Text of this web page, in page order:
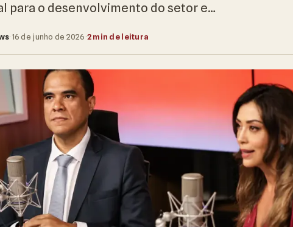
para o desenvolvimento do setor e…
·16 de junho de 2026·2 min de leitura